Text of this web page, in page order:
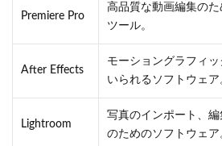
Premiere Pro
高品質な動画編集の
ツール。
After Effects
モーショングラフィ
いられるソフトウェア
Lightroom
写真のインポート、
のためのソフトウェア